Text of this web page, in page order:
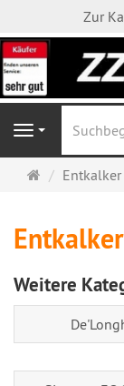
Zur
Navigation
Startseite
Weitere